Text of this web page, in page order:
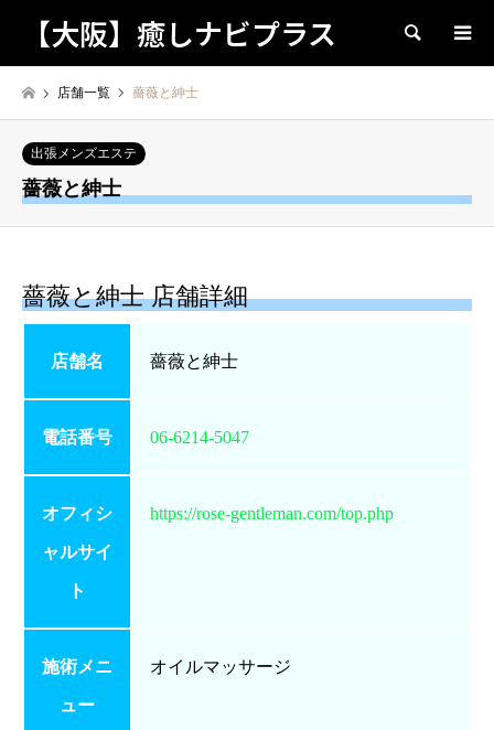
【大阪】癒しナビプラス 検索
店舗一覧 薔薇と紳士
出張メンズエステ
薔薇と紳士
薔薇と紳士 店舗詳細
店舗名 薔薇と紳士
電話番号 06-6214-5047
オフィシ
ャルサイ
ト
https://rose-gentleman.com/top.php
施術メニ
ュー
オイルマッサージ